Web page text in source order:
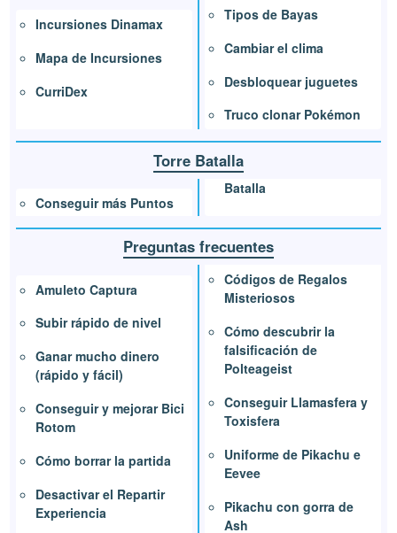
Incursiones Dinamax
Mapa de Incursiones
CurriDex
Tipos de Bayas
Cambiar el clima
Desbloquear juguetes
Truco clonar Pokémon
Torre Batalla
Conseguir más Puntos
Batalla
Preguntas frecuentes
Amuleto Captura
Subir rápido de nivel
Ganar mucho dinero
(rápido y fácil)
Conseguir y mejorar Bici
Rotom
Cómo borrar la partida
Desactivar el Repartir
Experiencia
Códigos de Regalos
Misteriosos
Cómo descubrir la
falsificación de
Polteageist
Conseguir Llamasfera y
Toxisfera
Uniforme de Pikachu e
Eevee
Pikachu con gorra de
Ash